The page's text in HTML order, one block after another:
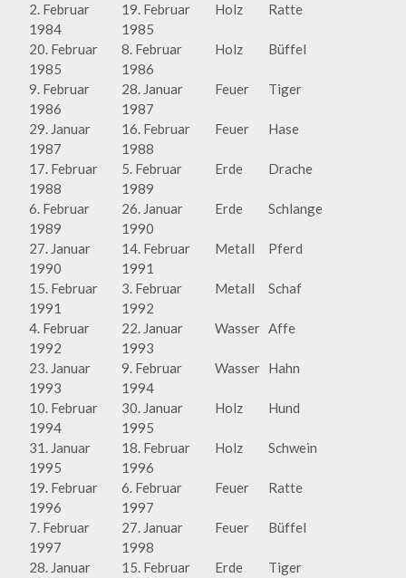
2. Februar
1984
19. Februar
1985
Holz Ratte
20. Februar
1985
8. Februar
1986
Holz Büffel
9. Februar
1986
28. Januar
1987
Feuer Tiger
29. Januar
1987
16. Februar
1988
Feuer Hase
17. Februar
1988
5. Februar
1989
Erde Drache
6. Februar
1989
26. Januar
1990
Erde Schlange
27. Januar
1990
14. Februar
1991
Metall Pferd
15. Februar
1991
3. Februar
1992
Metall Schaf
4. Februar
1992
22. Januar
1993
Wasser Affe
23. Januar
1993
9. Februar
1994
Wasser Hahn
10. Februar
1994
30. Januar
1995
Holz Hund
31. Januar
1995
18. Februar
1996
Holz Schwein
19. Februar
1996
6. Februar
1997
Feuer Ratte
7. Februar
1997
27. Januar
1998
Feuer Büffel
28. Januar
15. Februar
Erde Tiger